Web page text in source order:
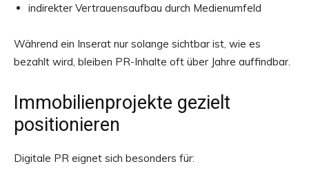
indirekter Vertrauensaufbau durch Medienumfeld
Während ein Inserat nur solange sichtbar ist, wie es
bezahlt wird, bleiben PR-Inhalte oft über Jahre auffindbar.
Immobilienprojekte gezielt
positionieren
Digitale PR eignet sich besonders für: